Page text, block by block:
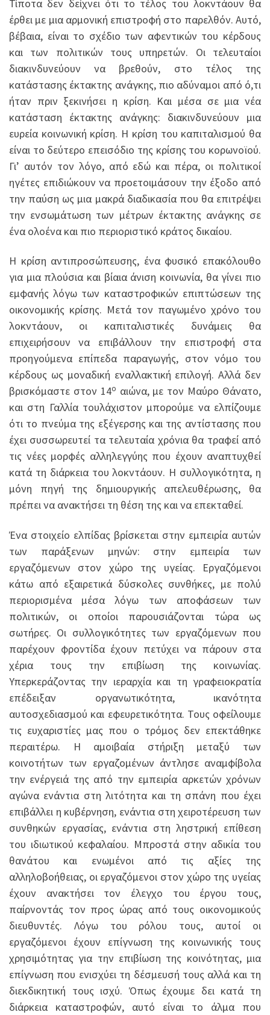
Τίποτα δεν δείχνει ότι το τέλος του λοκντάουν θα
έρθει με μια αρμονική επιστροφή στο παρελθόν. Αυτό,
βέβαια, είναι το σχέδιο των αφεντικών του κέρδους
και των πολιτικών τους υπηρετών. Οι τελευταίοι
διακινδυνεύουν να βρεθούν, στο τέλος της
κατάστασης έκτακτης ανάγκης, πιο αδύναμοι από ό,τι
ήταν πριν ξεκινήσει η κρίση. Και μέσα σε μια νέα
κατάσταση έκτακτης ανάγκης: διακινδυνεύουν μια
ευρεία κοινωνική κρίση. Η κρίση του καπιταλισμού θα
είναι το δεύτερο επεισόδιο της κρίσης του κορωνοϊού.
Γι’ αυτόν τον λόγο, από εδώ και πέρα, οι πολιτικοί
ηγέτες επιδιώκουν να προετοιμάσουν την έξοδο από
την παύση ως μια μακρά διαδικασία που θα επιτρέψει
την ενσωμάτωση των μέτρων έκτακτης ανάγκης σε
ένα ολοένα και πιο περιοριστικό κράτος δικαίου.
Η κρίση αντιπροσώπευσης, ένα φυσικό επακόλουθο
για μια πλούσια και βίαια άνιση κοινωνία, θα γίνει πιο
εμφανής λόγω των καταστροφικών επιπτώσεων της
οικονομικής κρίσης. Μετά τον παγωμένο χρόνο του
λοκντάουν, οι καπιταλιστικές δυνάμεις θα
επιχειρήσουν να επιβάλλουν την επιστροφή στα
προηγούμενα επίπεδα παραγωγής, στον νόμο του
κέρδους ως μοναδική εναλλακτική επιλογή. Αλλά δεν
βρισκόμαστε στον 14ο αιώνα, με τον Μαύρο Θάνατο,
και στη Γαλλία τουλάχιστον μπορούμε να ελπίζουμε
ότι το πνεύμα της εξέγερσης και της αντίστασης που
έχει συσσωρευτεί τα τελευταία χρόνια θα τραφεί από
τις νέες μορφές αλληλεγγύης που έχουν αναπτυχθεί
κατά τη διάρκεια του λοκντάουν. Η συλλογικότητα, η
μόνη πηγή της δημιουργικής απελευθέρωσης, θα
πρέπει να ανακτήσει τη θέση της και να επεκταθεί.
Ένα στοιχείο ελπίδας βρίσκεται στην εμπειρία αυτών
των παράξενων μηνών: στην εμπειρία των
εργαζόμενων στον χώρο της υγείας. Εργαζόμενοι
κάτω από εξαιρετικά δύσκολες συνθήκες, με πολύ
περιορισμένα μέσα λόγω των αποφάσεων των
πολιτικών, οι οποίοι παρουσιάζονται τώρα ως
σωτήρες. Οι συλλογικότητες των εργαζόμενων που
παρέχουν φροντίδα έχουν πετύχει να πάρουν στα
χέρια τους την επιβίωση της κοινωνίας.
Υπερκεράζοντας την ιεραρχία και τη γραφειοκρατία
επέδειξαν οργανωτικότητα, ικανότητα
αυτοσχεδιασμού και εφευρετικότητα. Τους οφείλουμε
τις ευχαριστίες μας που ο τρόμος δεν επεκτάθηκε
περαιτέρω. Η αμοιβαία στήριξη μεταξύ των
κοινοτήτων των εργαζομένων άντλησε αναμφίβολα
την ενέργειά της από την εμπειρία αρκετών χρόνων
αγώνα ενάντια στη λιτότητα και τη σπάνη που έχει
επιβάλλει η κυβέρνηση, ενάντια στη χειροτέρευση των
συνθηκών εργασίας, ενάντια στη ληστρική επίθεση
του ιδιωτικού κεφαλαίου. Μπροστά στην αδικία του
θανάτου και ενωμένοι από τις αξίες της
αλληλοβοήθειας, οι εργαζόμενοι στον χώρο της υγείας
έχουν ανακτήσει τον έλεγχο του έργου τους,
παίρνοντάς τον προς ώρας από τους οικονομικούς
διευθυντές. Λόγω του ρόλου τους, αυτοί οι
εργαζόμενοι έχουν επίγνωση της κοινωνικής τους
χρησιμότητας για την επιβίωση της κοινότητας, μια
επίγνωση που ενισχύει τη δέσμευσή τους αλλά και τη
διεκδικητική τους ισχύ. Όπως έχουμε δει κατά τη
διάρκεια καταστροφών, αυτό είναι το άλμα που